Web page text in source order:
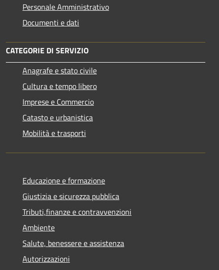
Personale Amministrativo
Documenti e dati
CATEGORIE DI SERVIZIO
Anagrafe e stato civile
Cultura e tempo libero
Imprese e Commercio
Catasto e urbanistica
Mobilità e trasporti
Educazione e formazione
Giustizia e sicurezza pubblica
Tributi,finanze e contravvenzioni
Ambiente
Salute, benessere e assistenza
Autorizzazioni